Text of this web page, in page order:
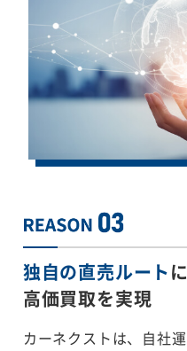
独自の直売ルート
高価買取を実現
カーネクストは、自社